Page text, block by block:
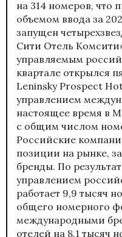
на 314 номеров, что
объемом ввода за
запущен
Сити Отель
управляемым
квартале открылся
Leninsky Prospect
управлением
настоящее время в
с общим числом
Российские
позиции на рынке,
бренды. По
управлением
работает 9,9 тысяч
общего номерного
международными
отелей на 8,1 тысяч